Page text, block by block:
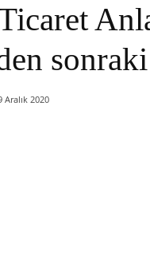
Aralık 2020